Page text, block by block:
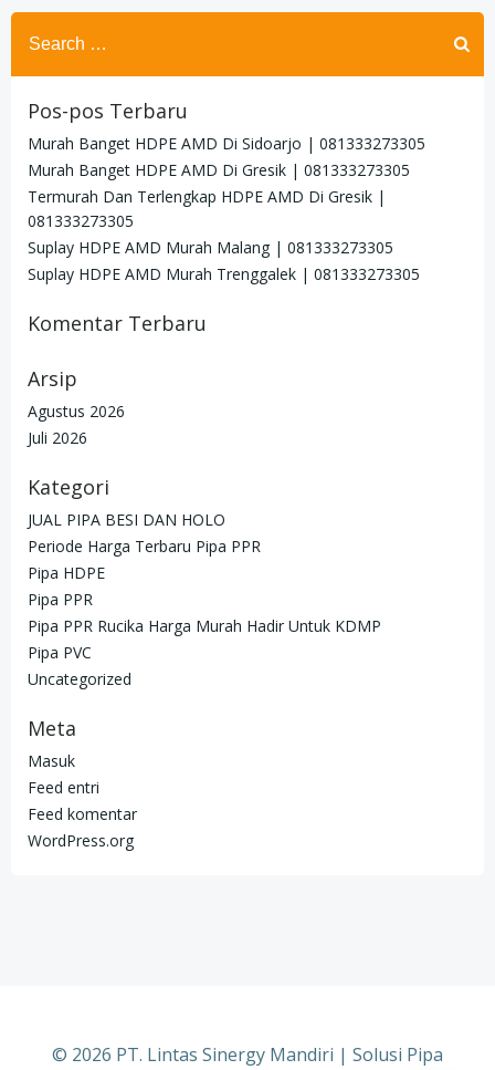
Search
for:
Pos-pos Terbaru
Murah Banget HDPE AMD Di Sidoarjo | 081333273305
Murah Banget HDPE AMD Di Gresik | 081333273305
Termurah Dan Terlengkap HDPE AMD Di Gresik |
081333273305
Suplay HDPE AMD Murah Malang | 081333273305
Suplay HDPE AMD Murah Trenggalek | 081333273305
Komentar Terbaru
Arsip
Agustus 2026
Juli 2026
Kategori
JUAL PIPA BESI DAN HOLO
Periode Harga Terbaru Pipa PPR
Pipa HDPE
Pipa PPR
Pipa PPR Rucika Harga Murah Hadir Untuk KDMP
Pipa PVC
Uncategorized
Meta
Masuk
Feed entri
Feed komentar
WordPress.org
© 2026 PT. Lintas Sinergy Mandiri | Solusi Pipa